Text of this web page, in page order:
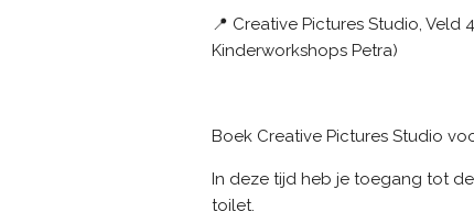
📍 Creative Pictures Studio, Veld
Kinderworkshops Petra)
Boek Creative Pictures Studio
In deze tijd heb je toegang tot
toilet.